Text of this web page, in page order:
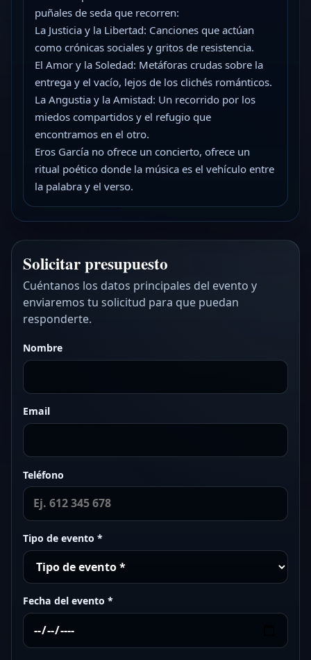
puñales de seda que recorren:
La Justicia y la Libertad: Canciones que actúan
como crónicas sociales y gritos de resistencia.
El Amor y la Soledad: Metáforas crudas sobre la
entrega y el vacío, lejos de los clichés románticos.
La Angustia y la Amistad: Un recorrido por los
miedos compartidos y el refugio que
encontramos en el otro.
Eros García no ofrece un concierto, ofrece un
ritual poético donde la música es el vehículo entre
la palabra y el verso.
Solicitar presupuesto
Cuéntanos los datos principales del evento y
enviaremos tu solicitud para que puedan
responderte.
Nombre
Email
Teléfono
Tipo de evento *
Fecha del evento *